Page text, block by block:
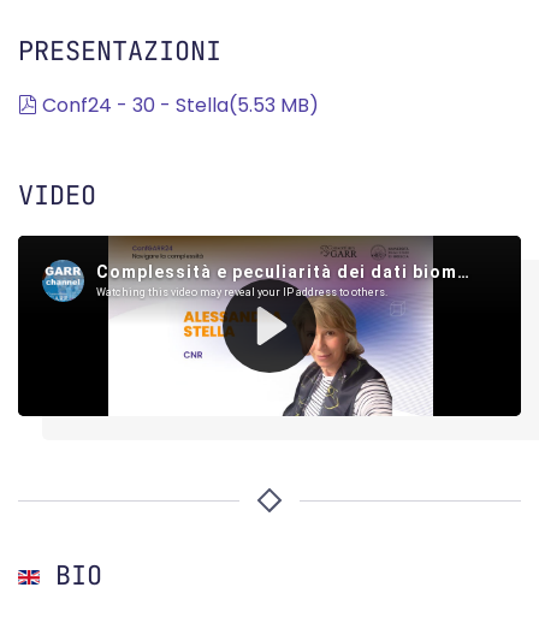
PRESENTAZIONI
pdf
Conf24 - 30 - Stella(5.53 MB)
VIDEO
BIO